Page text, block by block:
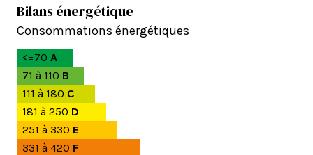
Bilans énergétique
Consommations énergétiques
<=70 A
71 à 110 B
111 à 180 C
181 à 250 D
251 à 330 E
331 à 420 F